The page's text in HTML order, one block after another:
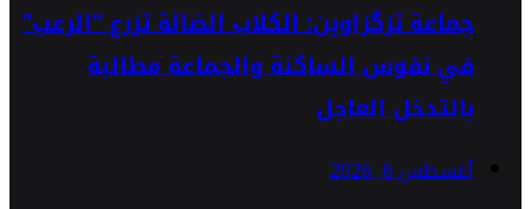
جماعة تزگزاوين: الكلاب الضالة تزرع “الرعب”
في نفوس الساكنة والجماعة مطالبة
بالتدخل العاجل
أغسطس 6, 2026